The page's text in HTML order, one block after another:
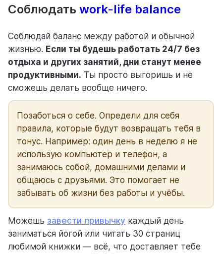
Соблюдать work-life balance
Соблюдай баланс между работой и обычной
жизнью. Если ты будешь работать 24/7 без
отдыха и других занятий, дни станут менее
продуктивными. Ты просто выгоришь и не
сможешь делать вообще ничего.
Позаботься о себе. Определи для себя
правила, которые будут возвращать тебя в
тонус. Например: один день в неделю я не
использую компьютер и телефон, а
занимаюсь собой, домашними делами и
общаюсь с друзьями. Это помогает не
забывать об жизни без работы и учёбы.
Можешь завести привычку каждый день
заниматься йогой или читать 30 страниц
любимой книжки — всё, что доставляет тебе